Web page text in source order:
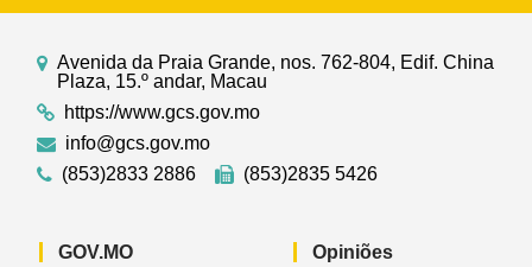
Avenida da Praia Grande, nos. 762-804, Edif. China
Plaza, 15.º andar, Macau
https://www.gcs.gov.mo
info@gcs.gov.mo
(853)2833 2886
(853)2835 5426
GOV.MO Opiniões